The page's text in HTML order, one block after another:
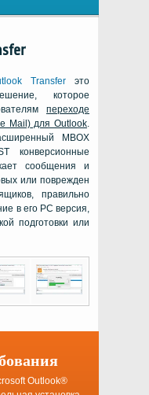
Transfer это
которое
переходе
Mail)дляOutlook.
MBOX
конверсионные
сообщения и
или поврежден
правильно
в его PC версия,
подготовки или
Outlook®